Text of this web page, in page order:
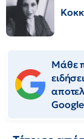
Μάθε
Google